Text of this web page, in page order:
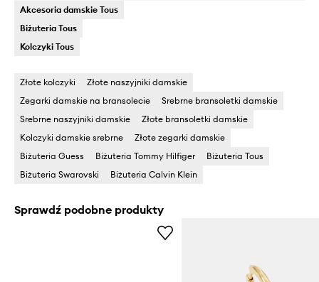
Akcesoria damskie Tous
Biżuteria Tous
Kolczyki Tous
Złote kolczyki
Złote naszyjniki damskie
Zegarki damskie na bransolecie
Srebrne bransoletki damskie
Srebrne naszyjniki damskie
Złote bransoletki damskie
Kolczyki damskie srebrne
Złote zegarki damskie
Biżuteria Guess
Biżuteria Tommy Hilfiger
Biżuteria Tous
Biżuteria Swarovski
Biżuteria Calvin Klein
Sprawdź podobne produkty